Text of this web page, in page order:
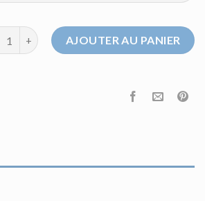
de pull torsadé homme
AJOUTER AU PANIER